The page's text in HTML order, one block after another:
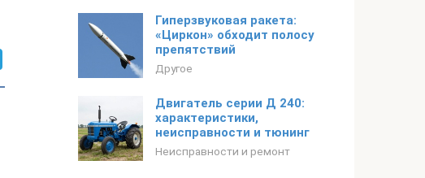
Гиперзвуковая ракета:
«Циркон» обходит полосу
препятствий
Другое
Двигатель серии Д 240:
характеристики,
неисправности и тюнинг
Неисправности и ремонт